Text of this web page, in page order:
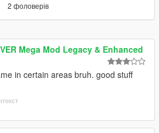
2 фоловерів
Mega Mod Legacy & Enhanced
in certain areas bruh. good stuff